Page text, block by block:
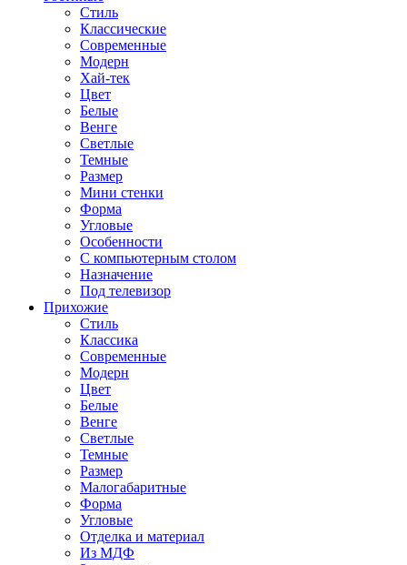
Стиль
Классические
Современные
Модерн
Хай-тек
Цвет
Белые
Венге
Светлые
Темные
Размер
Мини стенки
Форма
Угловые
Особенности
С компьютерным столом
Назначение
Под телевизор
Прихожие
Стиль
Классика
Современные
Модерн
Цвет
Белые
Венге
Светлые
Темные
Размер
Малогабаритные
Форма
Угловые
Отделка и материал
Из МДФ